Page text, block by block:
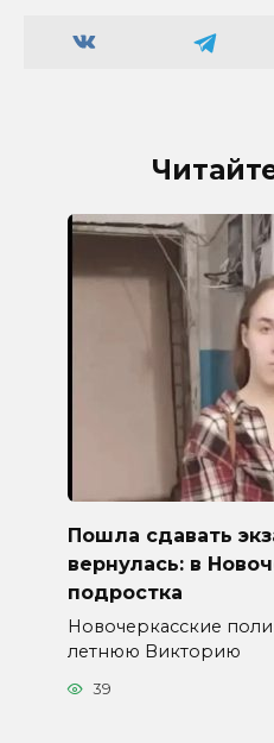
Пошла сдавать
вернулась: в
подростка
Новочеркасские
летнюю Викторию
39